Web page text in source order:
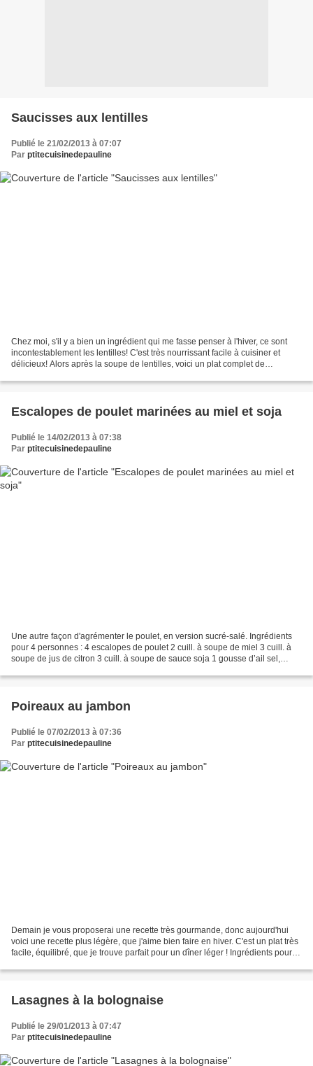
Saucisses aux lentilles
Publié le 21/02/2013 à 07:07
Par ptitecuisinedepauline
Chez moi, s'il y a bien un ingrédient qui me fasse penser à l'hiver, ce sont
incontestablement les lentilles! C'est très nourrissant facile à cuisiner et
délicieux! Alors après la soupe de lentilles, voici un plat complet de
Escalopes de poulet marinées au miel et soja
Publié le 14/02/2013 à 07:38
Par ptitecuisinedepauline
Une autre façon d'agrémenter le poulet, en version sucré-salé. Ingrédients
pour 4 personnes : 4 escalopes de poulet 2 cuill. à soupe de miel 3 cuill. à
soupe de jus de citron 3 cuill. à soupe de sauce soja 1 gousse d’ail sel,
Poireaux au jambon
Publié le 07/02/2013 à 07:36
Par ptitecuisinedepauline
Demain je vous proposerai une recette très gourmande, donc aujourd'hui
voici une recette plus légère, que j'aime bien faire en hiver. C'est un plat très
facile, équilibré, que je trouve parfait pour un dîner léger ! Ingrédients pour 4
Lasagnes à la bolognaise
Publié le 29/01/2013 à 07:47
Par ptitecuisinedepauline